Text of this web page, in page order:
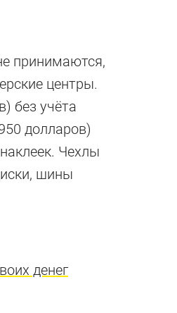
принимаются,
центры.
без учёта
долларов)
Чехлы
шины
денег